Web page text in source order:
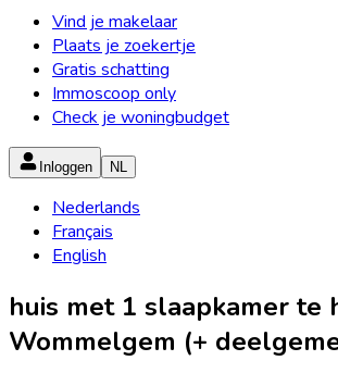
Vind je makelaar
Plaats je zoekertje
Gratis schatting
Immoscoop only
Check je woningbudget
Inloggen NL
Nederlands
Français
English
huis met 1 slaapkamer te
Wommelgem (+